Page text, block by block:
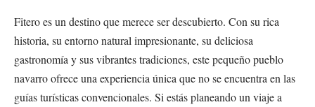
Fitero es un destino que merece ser descubierto. Con su rica
historia, su entorno natural impresionante, su deliciosa
gastronomía y sus vibrantes tradiciones, este pequeño pueblo
navarro ofrece una experiencia única que no se encuentra en las
guías turísticas convencionales. Si estás planeando un viaje a